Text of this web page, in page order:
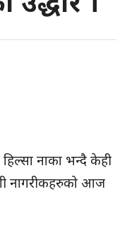
नाका भन्दै केही
नागरीकहरुको आज